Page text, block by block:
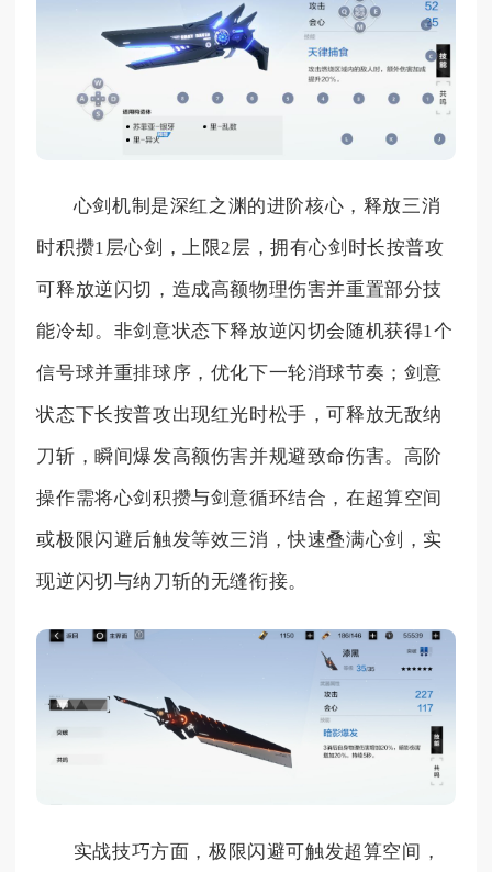
心剑机制是深红之渊的进阶核心，释放三消
时积攒1层心剑，上限2层，拥有心剑时长按普攻
可释放逆闪切，造成高额物理伤害并重置部分技
能冷却。非剑意状态下释放逆闪切会随机获得1个
信号球并重排球序，优化下一轮消球节奏；剑意
状态下长按普攻出现红光时松手，可释放无敌纳
刀斩，瞬间爆发高额伤害并规避致命伤害。高阶
操作需将心剑积攒与剑意循环结合，在超算空间
或极限闪避后触发等效三消，快速叠满心剑，实
现逆闪切与纳刀斩的无缝衔接。
实战技巧方面，极限闪避可触发超算空间，